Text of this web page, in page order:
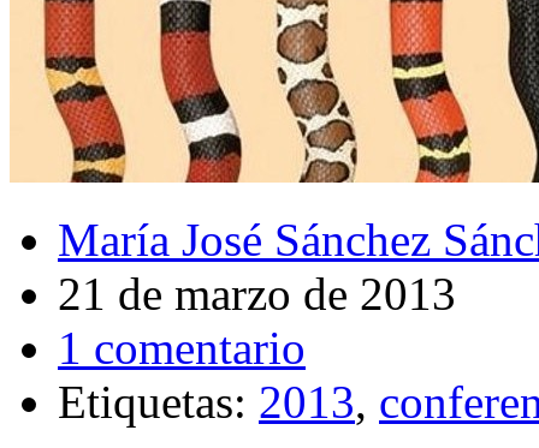
María José Sánchez
21 de marzo de 2013
1 comentario
Etiquetas: 2013,